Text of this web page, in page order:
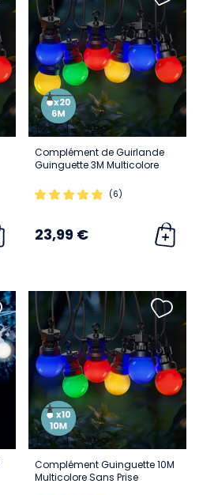
Complément de Guirlande
Guinguette 3M Multicolore
(6)
23,99 €
Complément Guinguette 10M
Multicolore Sans Prise